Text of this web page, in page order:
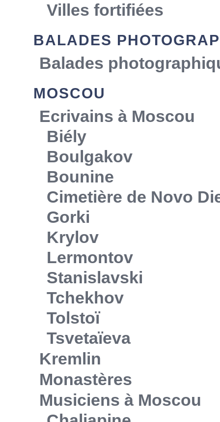
Villes fortifiées
BALADES
Balades
MOSCOU
Ecrivains à Moscou
Biély
Boulgakov
Bounine
Cimetière de Novo
Gorki
Krylov
Lermontov
Stanislavski
Tchekhov
Tolstoï
Tsvetaïeva
Kremlin
Monastères
Musiciens à Moscou